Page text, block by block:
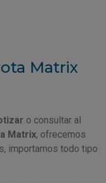
Matrix
o consultar al
Matrix, ofrecemos
importamos todo tipo